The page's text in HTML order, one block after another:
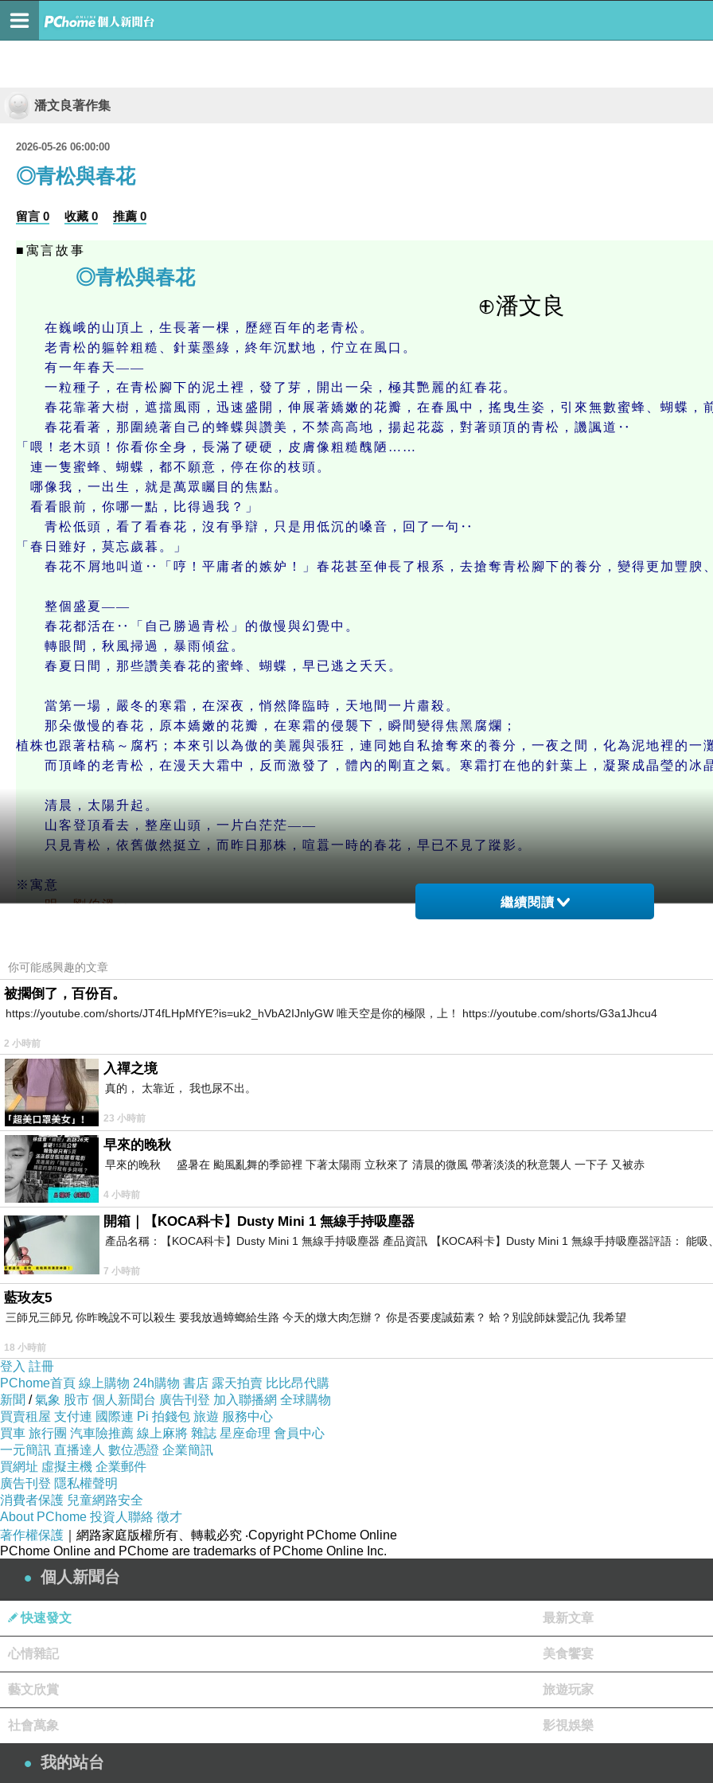
潘文良著作集
2026-05-26 06:00:00
◎青松與春花
留言 0 收藏 0 推薦 0
■寓言故事
◎青松與春花
⊕潘文良
在巍峨的山頂上，生長著一棵，歷經百年的老青松。
老青松的軀幹粗糙、針葉墨綠，終年沉默地，佇立在風口。
有一年春天——
一粒種子，在青松腳下的泥土裡，發了芽，開出一朵，極其艷麗的紅春花。
春花靠著大樹，遮擋風雨，迅速盛開，伸展著嬌嫩的花瓣，在春風中，搖曳生姿，引來無數蜜蜂、蝴蝶，
春花看著，那圍繞著自己的蜂蝶與讚美，不禁高高地，揚起花蕊，對著頭頂的青松，譏諷道‥
「喂！老木頭！你看你全身，長滿了硬硬，皮膚像粗糙醜陋……
連一隻蜜蜂、蝴蝶，都不願意，停在你的枝頭。
哪像我，一出生，就是萬眾矚目的焦點。
看看眼前，你哪一點，比得過我？」
青松低頭，看了看春花，沒有爭辯，只是用低沉的嗓音，回了一句‥
「春日雖好，莫忘歲暮。」
春花不屑地叫道‥「哼！平庸者的嫉妒！」春花甚至伸長了根系，去搶奪青松腳下的養分，變得更加豐腴、
整個盛夏——
春花都活在‥「自己勝過青松」的傲慢與幻覺中。
轉眼間，秋風掃過，暴雨傾盆。
春夏日間，那些讚美春花的蜜蜂、蝴蝶，早已逃之夭夭。
當第一場，嚴冬的寒霜，在深夜，悄然降臨時，天地間一片肅殺。
那朵傲慢的春花，原本嬌嫩的花瓣，在寒霜的侵襲下，瞬間變得焦黑腐爛；
植株也跟著枯稿～腐朽；本來引以為傲的美麗與張狂，連同她自私搶奪來的養分，一夜之間，化為泥地裡的一
而頂峰的老青松，在漫天大霜中，反而激發了，體內的剛直之氣。寒霜打在他的針葉上，凝聚成晶瑩的冰
清晨，太陽升起。
山客登頂看去，整座山頭，一片白茫茫——
只見青松，依舊傲然挺立，而昨日那株，喧囂一時的春花，早已不見了蹤影。
※寓意
明。劉伯溫‥
世間的「惡」或「虛華」，往往像春花一樣，在得勢時，極盡張揚、佔盡便宜，表面上看去，似乎遠勝過老
然而，虛名與不義，終究禁不起，時間的洗鍊。
當命運的「嚴霜」，大難降臨時，虛偽的表象，會在瞬間土崩瓦解！
唯有像青松般，扎根於善道、藏鋒守拙的人，才能在風霜中，歷久彌新，成為天地間，唯一的永恆。
世人往往被外表迷惑，但唯有通過「經霜」的考驗，才能看清，誰才是真正的英雄。
潘文良詩曰‥
彩蝶趨芳繞花蕊，孤松守拙任風吹。嚴霜一夜盡殘紅，唯見蒼髯雪中垂。
借蔭貪婪搶大根，嬌紅矜色掩柴門。一朝歲暮寒霜至，化作泥塗不見痕。
莫將眼前鬥繁華，歲暮方知誰是家。烈雪欺凌真骨現，頂峰唯有不凋花。
萬眾矚目總成空，喧囂過後盡歸風。莫笑皮囊多醜陋，經霜始信是英雄。
============================================================
※本文首舖於「新聞台。潘文良著作集」。
◎潘文良寓言故事《青松與春花》。2026.05.26.二 06:00:00
https://mypaper.pchome.com.tw/avun01/post/1384885842
※佈告於阿文臉書。
※佈告於臉書「觀照思惟錄」。
https://www.facebook.com/groups/220244542125363/posts/1784485625701239/
※內存於：我的網站/01/B/B1/B1a/ab-06.htm
■標籤：#山頂 #歷經 #青松 #粗糙 #沉默 #春天 #泥土 #艷麗 #嬌嫩 #讚美 #焦點 #嫉妒 #幻覺 #激發 #挺立
上一篇：◎孔雀與麻雀
下一篇：◎山羊假花鹿
繼續閱讀
你可能感興趣的文章
被擱倒了，百份百。
https://youtube.com/shorts/JT4fLHpMfYE?is=uk2_hVbA2IJnlyGW 唯天空是你的極限，上！ https://youtube.com/shorts/G3a1Jhcu4
2 小時前
入禪之境
真的， 太靠近， 我也尿不出。
23 小時前
早來的晚秋
早來的晚秋 盛暑在 颱風亂舞的季節裡 下著太陽雨 立秋來了 清晨的微風 帶著淡淡的秋意襲人 一下子 又被赤
4 小時前
開箱｜【KOCA科卡】Dusty Mini 1 無線手持吸塵器
產品名稱：【KOCA科卡】Dusty Mini 1 無線手持吸塵器 產品資訊 【KOCA科卡】Dusty Mini 1 無線手持吸塵器評語： 能吸
7 小時前
藍玫友5
三師兄三師兄 你昨晚說不可以殺生 要我放過蟑螂給生路 今天的燉大肉怎辦？ 你是否要虔誠茹素？ 蛤？別說師妹愛記仇 我希望
18 小時前
登入 註冊
PChome首頁 線上購物 24h購物 書店 露天拍賣 比比昂代購
新聞 /氣象 股市 個人新聞台 廣告刊登 加入聯播網 全球購物
買賣租屋 支付連 國際連 Pi 拍錢包 旅遊 服務中心
買車 旅行團 汽車險推薦 線上麻將 雜誌 星座命理 會員中心
一元簡訊 直播達人 數位憑證 企業簡訊
買網址 虛擬主機 企業郵件
廣告刊登 隱私權聲明
消費者保護 兒童網路安全
About PChome 投資人聯絡 徵才
著作權保護 ｜網路家庭版權所有、轉載必究 ‧Copyright PChome Online
PChome Online and PChome are trademarks of PChome Online Inc.
個人新聞台
快速發文 最新文章
心情雜記 美食饗宴
藝文欣賞 旅遊玩家
社會萬象 影視娛樂
我的站台